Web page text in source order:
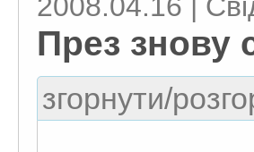
През знову
згорнути/